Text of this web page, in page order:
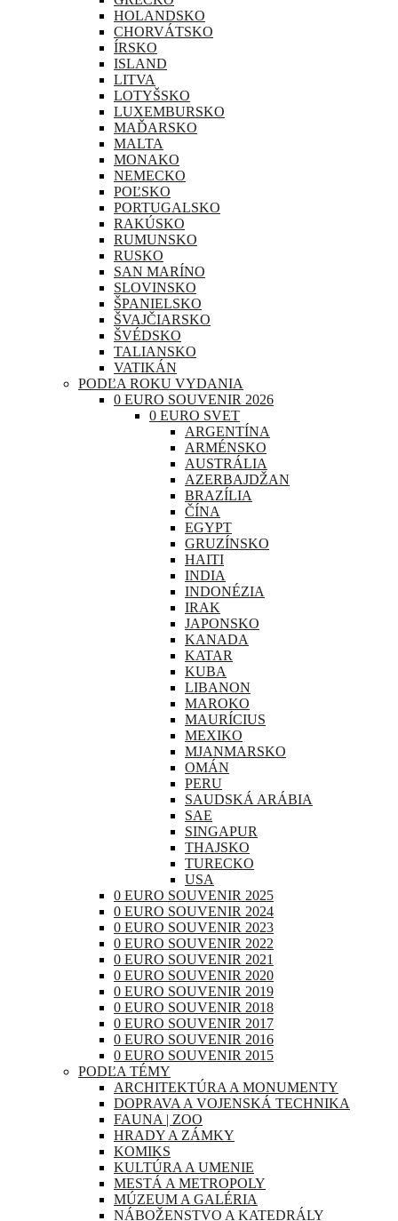
HOLANDSKO
CHORVÁTSKO
ÍRSKO
ISLAND
LITVA
LOTYŠSKO
LUXEMBURSKO
MAĎARSKO
MALTA
MONAKO
NEMECKO
POĽSKO
PORTUGALSKO
RAKÚSKO
RUMUNSKO
RUSKO
SAN MARÍNO
SLOVINSKO
ŠPANIELSKO
ŠVAJČIARSKO
ŠVÉDSKO
TALIANSKO
VATIKÁN
PODĽA ROKU VYDANIA
0 EURO SOUVENIR 2026
0 EURO SVET
ARGENTÍNA
ARMÉNSKO
AUSTRÁLIA
AZERBAJDŽAN
BRAZÍLIA
ČÍNA
EGYPT
GRUZÍNSKO
HAITI
INDIA
INDONÉZIA
IRAK
JAPONSKO
KANADA
KATAR
KUBA
LIBANON
MAROKO
MAURÍCIUS
MEXIKO
MJANMARSKO
OMÁN
PERU
SAUDSKÁ ARÁBIA
SAE
SINGAPUR
THAJSKO
TURECKO
USA
0 EURO SOUVENIR 2025
0 EURO SOUVENIR 2024
0 EURO SOUVENIR 2023
0 EURO SOUVENIR 2022
0 EURO SOUVENIR 2021
0 EURO SOUVENIR 2020
0 EURO SOUVENIR 2019
0 EURO SOUVENIR 2018
0 EURO SOUVENIR 2017
0 EURO SOUVENIR 2016
0 EURO SOUVENIR 2015
PODĽA TÉMY
ARCHITEKTÚRA A MONUMENTY
DOPRAVA A VOJENSKÁ TECHNIKA
FAUNA | ZOO
HRADY A ZÁMKY
KOMIKS
KULTÚRA A UMENIE
MESTÁ A METROPOLY
MÚZEUM A GALÉRIA
NÁBOŽENSTVO A KATEDRÁLY